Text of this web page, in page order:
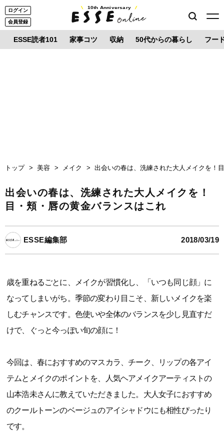
ログイン
会員登録
10th Anniversary
ESSE読者101 家事コツ 収納 50代からの暮らし フー
トップ 美容 メイク 出会いの春は、洗練された大人メイクを！
出会いの春は、洗練された大人メイクを！
目・頬・唇の黄金バランスはこれ
ESSE編集部 2018/03/19
歳を重ねるごとに、メイクが習慣化し、「いつも同じ顔」に
なってしまいがち。季節の変わり目こそ、新しいメイクを楽
しむチャンスです。色使いや全体のバランスを少し見直すだ
けで、ぐっと今っぽい旬の顔に！
今回は、春におすすめのマスカラ、チーク、リップの各アイ
テムとメイクのポイントを、人気ヘアメイクアーティストの
山本浩未さんに教えていただきました。大人女子におすすめ
のクールトーンのベージュのアイシャドウにも相性ぴったり
です。